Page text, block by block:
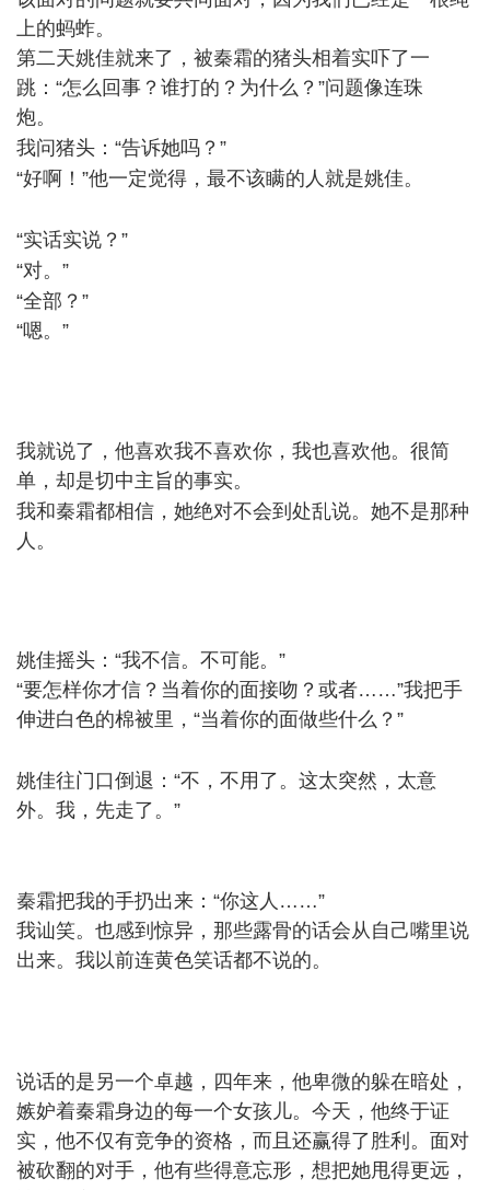
上的蚂蚱。
第二天姚佳就来了，被秦霜的猪头相着实吓了一
跳：“怎么回事？谁打的？为什么？”问题像连珠
炮。
我问猪头：“告诉她吗？”
“好啊！”他一定觉得，最不该瞒的人就是姚佳。
“实话实说？”
“对。”
“全部？”
“嗯。”
我就说了，他喜欢我不喜欢你，我也喜欢他。很简
单，却是切中主旨的事实。
我和秦霜都相信，她绝对不会到处乱说。她不是那种
人。
姚佳摇头：“我不信。不可能。”
“要怎样你才信？当着你的面接吻？或者……”我把手
伸进白色的棉被里，“当着你的面做些什么？”
姚佳往门口倒退：“不，不用了。这太突然，太意
外。我，先走了。”
秦霜把我的手扔出来：“你这人……”
我讪笑。也感到惊异，那些露骨的话会从自己嘴里说
出来。我以前连黄色笑话都不说的。
说话的是另一个卓越，四年来，他卑微的躲在暗处，
嫉妒着秦霜身边的每一个女孩儿。今天，他终于证
实，他不仅有竞争的资格，而且还赢得了胜利。面对
被砍翻的对手，他有些得意忘形，想把她甩得更远，